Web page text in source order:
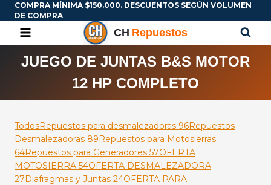
COMPRA MÍNIMA $150.000. DESCUENTOS SEGÚN VOLUMEN
DE COMPRA
JUEGO DE JUNTAS B&S MOTOR
12 HP COMPLETO
TodosRepuestos para desmalezadoras 96Repuestos
Desmalezadoras 89Repuestos para Motosierras
64Repuestos para Generadores 57OFERTA
MOTOSIERRA 54OFERTA DESMALEZADORA
27Diafragmas y Juntas 24OFERTA PARA